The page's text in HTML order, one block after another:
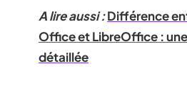
A lire aussi :Différence
Office et LibreOffice :
détaillée